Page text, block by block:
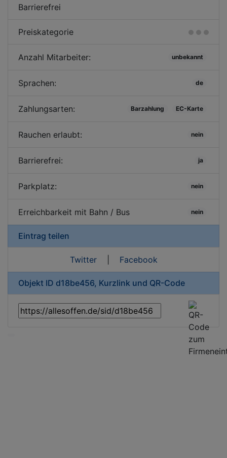
Barrierefrei
Preiskategorie
Anzahl Mitarbeiter: unbekannt
Sprachen: de
Zahlungsarten: Barzahlung EC-Karte
Rauchen erlaubt: nein
Barrierefrei: ja
Parkplatz: nein
Erreichbarkeit mit Bahn / Bus nein
Eintrag teilen
Twitter| Facebook
Objekt ID d18be456, Kurzlink und QR-Code